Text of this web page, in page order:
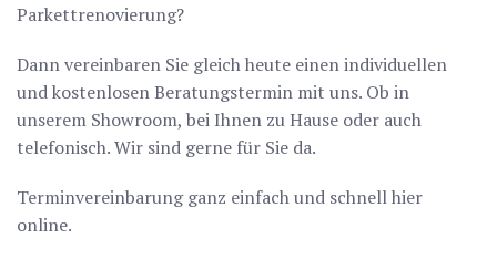
Parkettrenovierung?
Dann vereinbaren Sie gleich heute einen individuellen
und kostenlosen Beratungstermin mit uns. Ob in
unserem Showroom, bei Ihnen zu Hause oder auch
telefonisch. Wir sind gerne für Sie da.
Terminvereinbarung ganz einfach und schnell hier
online.